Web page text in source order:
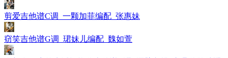
剪爱吉他谱C调_一颗加菲编配_张惠妹
窃笑吉他谱G调_珺妹儿编配_魏如萱